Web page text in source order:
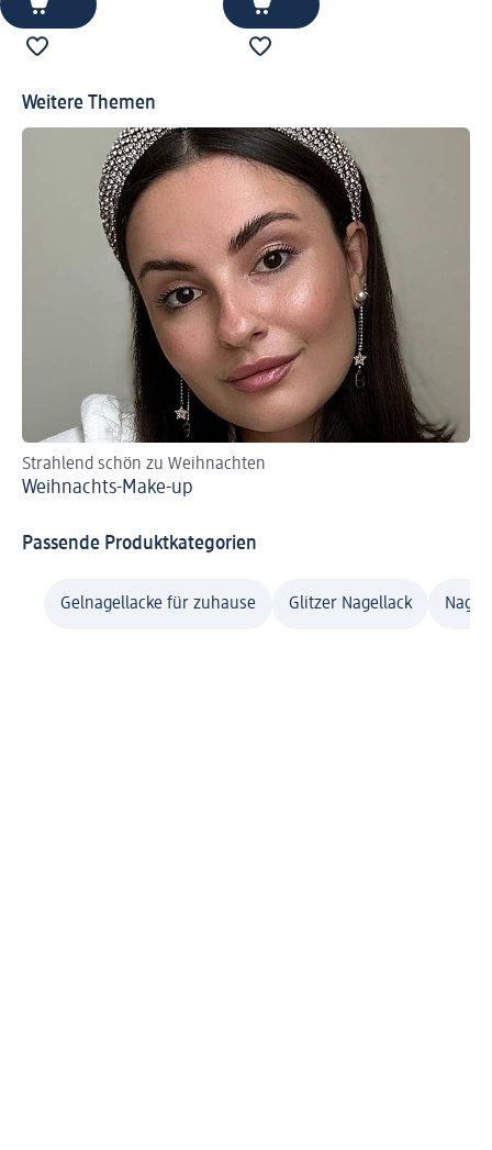
Weitere Themen
Strahlend schön zu Weihnachten
Weihnachts-Make-up
Passende Produktkategorien
Gelnagellacke für zuhause Glitzer Nagellack